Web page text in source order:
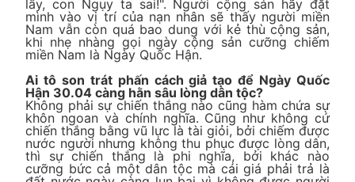
lấy, con Ngụy ta sai!". Người cộng sản hãy đặt
mình vào vị trí của nạn nhân sẽ thấy người miền
Nam vẫn còn quá bao dung với kẻ thù cộng sản,
khi nhẹ nhàng gọi ngày cộng sản cưỡng chiếm
miền Nam là Ngày Quốc Hận.
Ai tô son trát phấn cách giả tạo để Ngày Quốc
Hận 30.04 càng hằn sâu lòng dân tộc?
Không phải sự chiến thắng nào cũng hàm chứa sự
khôn ngoan và chính nghĩa. Cũng như không cứ
chiến thắng bằng vũ lực là tài giỏi, bởi chiếm được
nước người nhưng không thu phục được lòng dân,
thì sự chiến thắng là phi nghĩa, bởi khác nào
cưỡng bức cả một dân tộc mà cái giá phải trả là